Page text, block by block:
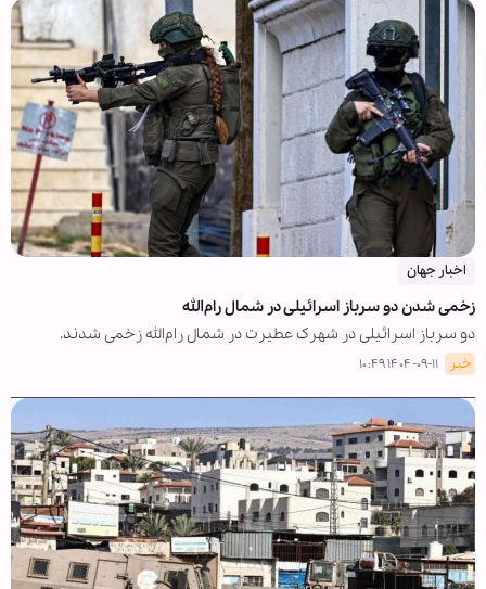
اخبار جهان
زخمی شدن دو سرباز اسرائیلی در شمال رام‌الله
دو سرباز اسرائیلی در شهرک عطیرت در شمال رام‌الله زخمی شدند.
خبر ۱۴۰۴-۰۹-۱۱ ۱۰:۴۹